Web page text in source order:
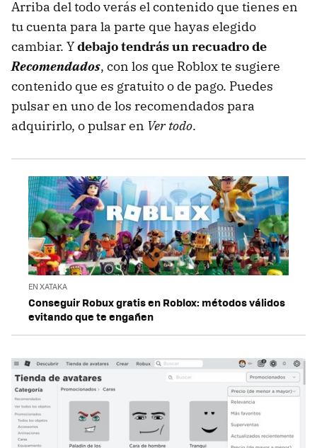
Arriba del todo verás el contenido que tienes en
tu cuenta para la parte que hayas elegido
cambiar. Ydebajo tendrás un recuadro de
Recomendados, con los que Roblox te sugiere
contenido que es gratuito o de pago. Puedes
pulsar en uno de los recomendados para
adquirirlo, o pulsar en Ver todo.
EN XATAKA
Conseguir Robux gratis en Roblox: métodos válidos
evitando que te engañen